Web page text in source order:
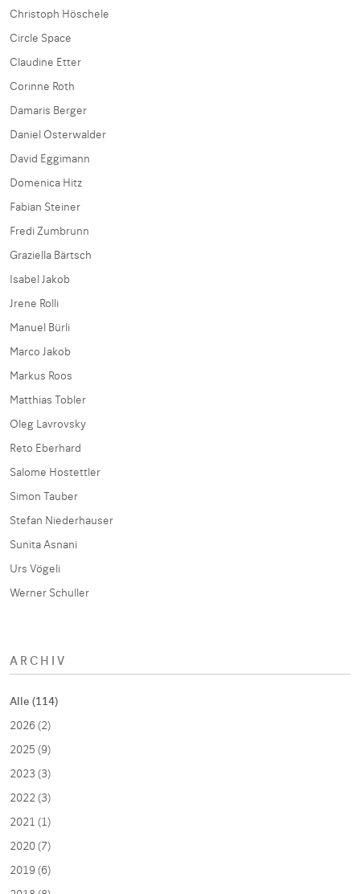
Christoph Höschele
Circle Space
Claudine Etter
Corinne Roth
Damaris Berger
Daniel Osterwalder
David Eggimann
Domenica Hitz
Fabian Steiner
Fredi Zumbrunn
Graziella Bärtsch
Isabel Jakob
Jrene Rolli
Manuel Bürli
Marco Jakob
Markus Roos
Matthias Tobler
Oleg Lavrovsky
Reto Eberhard
Salome Hostettler
Simon Tauber
Stefan Niederhauser
Sunita Asnani
Urs Vögeli
Werner Schuller
ARCHIV
Alle (114)
2026 (2)
2025 (9)
2023 (3)
2022 (3)
2021 (1)
2020 (7)
2019 (6)